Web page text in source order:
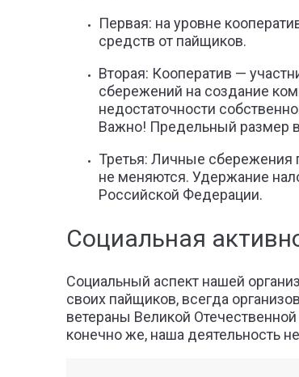
Первая: на уровне
средств от пайщиков.
Вторая: Кооператив —
сбережений на создание
недостаточности
Важно! Предельный размер
Третья: Личные сбережения
не меняются. Удержание
Российской Федерации.
Социальная
Социальный аспект нашей
своих пайщиков, всегда
ветераны Великой
конечно же, наша деятельность